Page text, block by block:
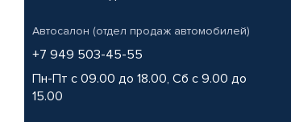
Автосалон (отдел продаж автомобилей)
+7 949 503-45-55
Пн-Пт с 09.00 до 18.00, Сб с 9.00 до
15.00